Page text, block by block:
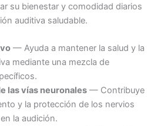
su bienestar y comodidad diarios
auditiva saludable.
— Ayuda a mantener la salud y la
mediante una mezcla de
las vías neuronales— Contribuye
y la protección de los nervios
la audición.